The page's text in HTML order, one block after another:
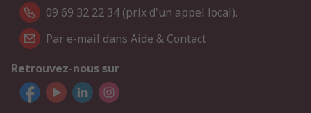
09 69 32 22 34 (prix d'un appel local).
Par e-mail dans Aide & Contact
Retrouvez-nous sur